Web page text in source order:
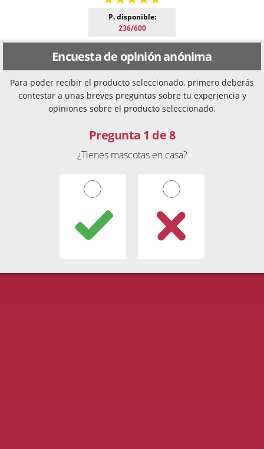
P. disponible:
236/600
Encuesta de opinión anónima
Para poder recibir el producto seleccionado, primero deberás
contestar a unas breves preguntas sobre tu experiencia y
opiniones sobre el producto seleccionado.
Pregunta 1 de 8
¿Tienes mascotas en casa?